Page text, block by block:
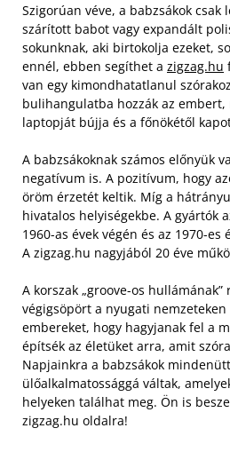
Szigorúan véve, a babzsákok csak
szárított babot vagy expandált
sokunknak, aki birtokolja ezeket,
ennél, ebben segíthet a zigzag.hu
van egy kimondhatatlanul
bulihangulatba hozzák az embert,
laptopját bújja és a főnökétől
A babzsákoknak számos előnyük
negatívum is. A pozitívum, hogy
öröm érzetét keltik. Míg a
hivatalos helyiségekbe. A gyártók
1960-as évek végén és az 1970-es
A zigzag.hu nagyjából 20 éve
A korszak „groove-os hullámának”
végigsöpört a nyugati
embereket, hogy hagyjanak fel a
építsék az életüket arra, amit
Napjainkra a babzsákok
ülőalkalmatossággá váltak,
helyeken találhat meg. Ön is
zigzag.hu oldalra!